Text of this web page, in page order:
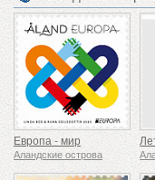
Европа - мир
Аландские острова